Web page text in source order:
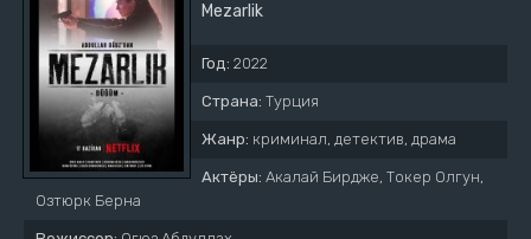
Mezarlik
Год: 2022
Страна: Турция
Жанр: криминал, детектив, драма
Актёры: Акалай Бирдже, Токер Олгун,
Озтюрк Берна